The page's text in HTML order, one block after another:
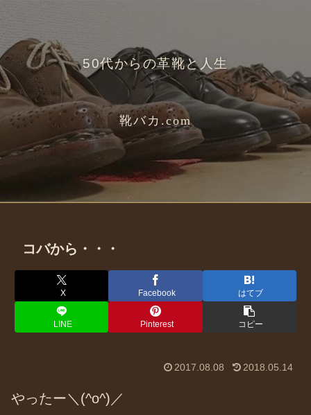
50代からの革靴と人生
靴バカ.com
コバから・・・
X Facebook はてブ
LINE Pinterest コピー
2017.08.08 2018.05.14
やったー＼(^o^)／